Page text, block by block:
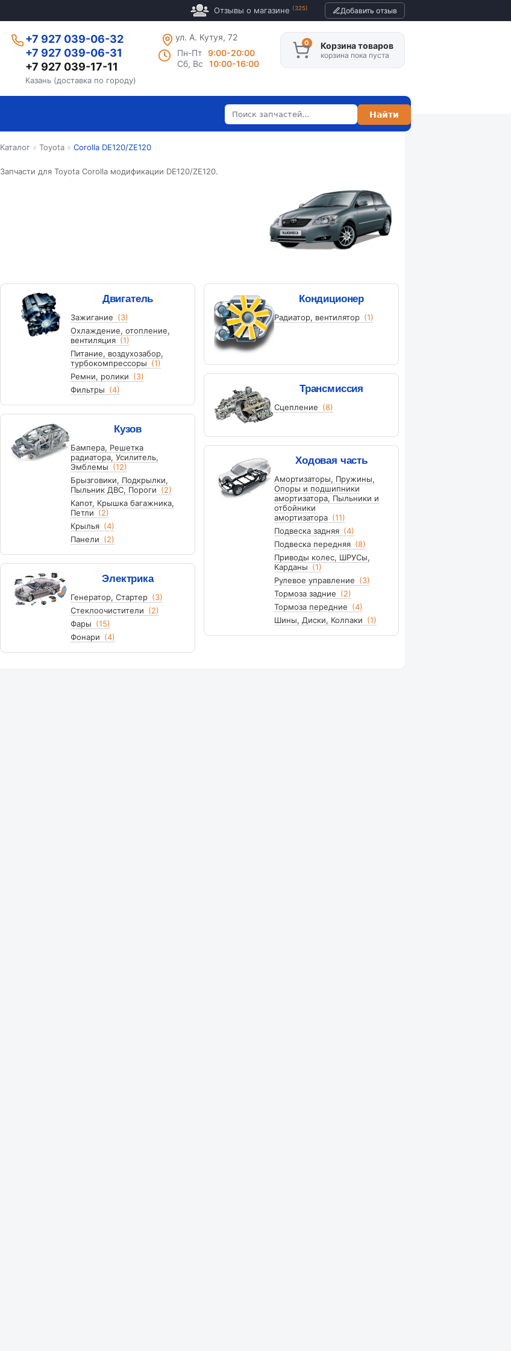
Отзывы о магазине (325) Добавить отзыв
+7 927 039-06-32
+7 927 039-06-31
+7 927 039-17-11
Казань (доставка по городу)
ул. А. Кутуя, 72
Пн-Пт
9:00-20:00
Сб, Вс
10:00-16:00
Корзина товаров
корзина пока пуста
Каталог » Toyota » Corolla DE120/ZE120
Запчасти для Toyota Corolla модификации DE120/ZE120.
Двигатель
Зажигание (3)
Охлаждение, отопление,
вентиляция (1)
Питание, воздухозабор,
турбокомпрессоры (1)
Ремни, ролики (3)
Фильтры (4)
Кондиционер
Радиатор, вентилятор (1)
Трансмиссия
Сцепление (8)
Кузов
Бампера, Решетка
радиатора, Усилитель,
Эмблемы (12)
Брызговики, Подкрылки,
Пыльник ДВС, Пороги (2)
Капот, Крышка багажника,
Петли (2)
Крылья (4)
Панели (2)
Ходовая часть
Амортизаторы, Пружины,
Опоры и подшипники
амортизатора, Пыльники и
отбойники
амортизатора (11)
Подвеска задняя (4)
Подвеска передняя (8)
Приводы колес, ШРУСы,
Карданы (1)
Рулевое управление (3)
Тормоза задние (2)
Тормоза передние (4)
Шины, Диски, Колпаки (1)
Электрика
Генератор, Стартер (3)
Стеклоочистители (2)
Фары (15)
Фонари (4)